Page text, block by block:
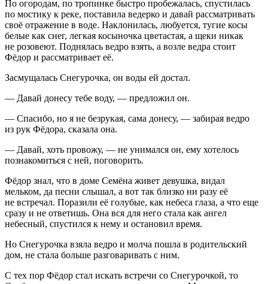
По огородам, по тропинке быстро пробежалась, спустилась
по мостику к реке, поставила ведерко и давай рассматривать
своё отражение в воде. Наклонилась, любуется, тугие косы
белые как снег, легкая косыночка цветастая, а щеки никак
не розовеют. Поднялась ведро взять, а возле ведра стоит
Фёдор и рассматривает её.
Засмущалась Снегурочка, он воды ей достал.
— Давай донесу тебе воду, — предложил он.
— Спасибо, но я не безрукая, сама донесу, — забирая ведро
из рук Фёдора, сказала она.
— Давай, хоть провожу, — не унимался он, ему хотелось
познакомиться с ней, поговорить.
Фёдор знал, что в доме Семёна живет девушка, видал
мельком, да песни слышал, а вот так близко ни разу её
не встречал. Поразили её голубые, как небеса глаза, а что еще
сразу и не ответишь. Она вся для него стала как ангел
небесный, спустился к нему и остановил время.
Но Снегурочка взяла ведро и молча пошла в родительский
дом, не стала больше разговаривать с ним.
С тех пор Фёдор стал искать встречи со Снегурочкой, то